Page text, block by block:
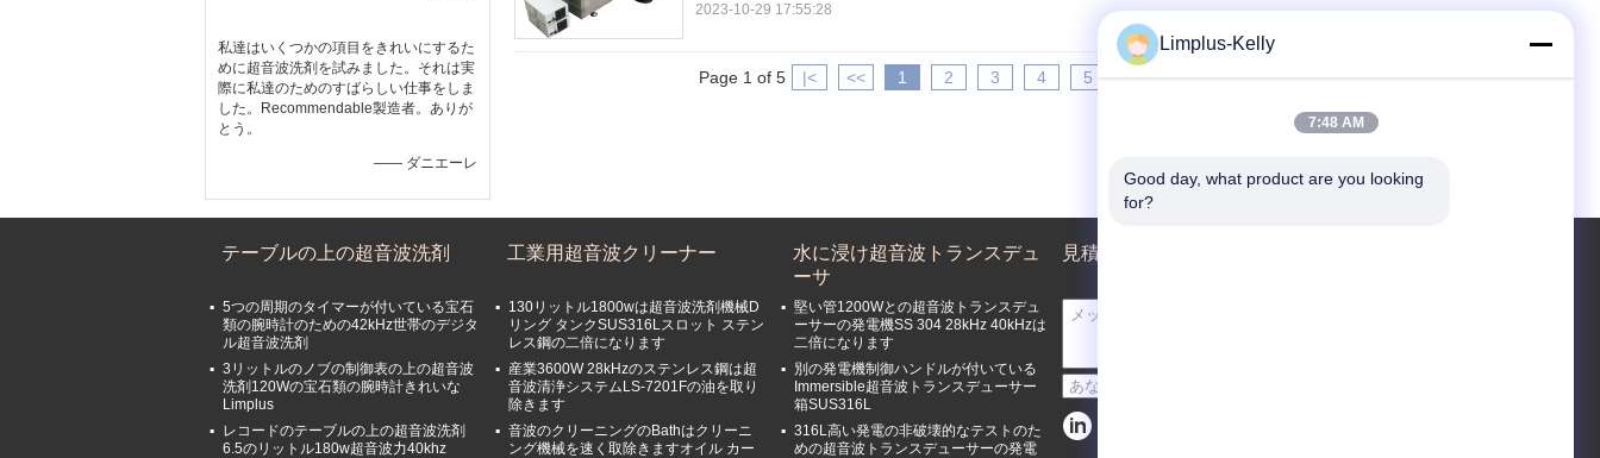
私達はいくつかの項目をきれいにするた
めに超音波洗剤を試みました。それは実
際に私達のためのすばらしい仕事をしま
した。Recommendable製造者。ありが
とう。
—— ダニエーレ
2023-10-29 17:55:28
Page 1 of 5 |< << 1 2 3 4 5 >> >|
テーブルの上の超音波洗剤
5つの周期のタイマーが付いている宝石
類の腕時計のための42kHz世帯のデジタ
ル超音波洗剤
3リットルのノブの制御表の上の超音波
洗剤120Wの宝石類の腕時計きれいな
Limplus
レコードのテーブルの上の超音波洗剤
6.5のリットル180w超音波力40khz
工業用超音波クリーナー
130リットル1800wは超音波洗剤機械D
リング タンクSUS316Lスロット ステン
レス鋼の二倍になります
産業3600W 28kHzのステンレス鋼は超
音波清浄システムLS-7201Fの油を取り
除きます
音波のクリーニングのBathはクリーニ
ング機械を速く取除きますオイル カー
水に浸け超音波トランスデュ
ーサ
堅い管1200Wとの超音波トランスデュ
ーサーの発電機SS 304 28kHz 40kHzは
二倍になります
別の発電機制御ハンドルが付いている
Immersible超音波トランスデューサー
箱SUS316L
316L高い発電の非破壊的なテストのた
めの超音波トランスデューサーの発電
見積依頼
Limplus-Kelly
7:48 AM
Good day, what product are you looking
for?